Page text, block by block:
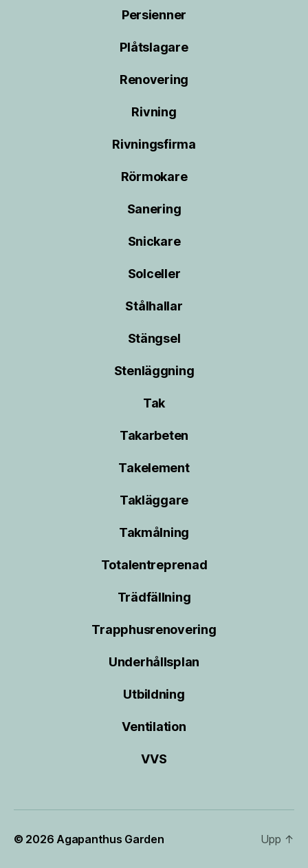
Persienner
Plåtslagare
Renovering
Rivning
Rivningsfirma
Rörmokare
Sanering
Snickare
Solceller
Stålhallar
Stängsel
Stenläggning
Tak
Takarbeten
Takelement
Takläggare
Takmålning
Totalentreprenad
Trädfällning
Trapphusrenovering
Underhållsplan
Utbildning
Ventilation
VVS
© 2026Agapanthus Garden Upp ↑